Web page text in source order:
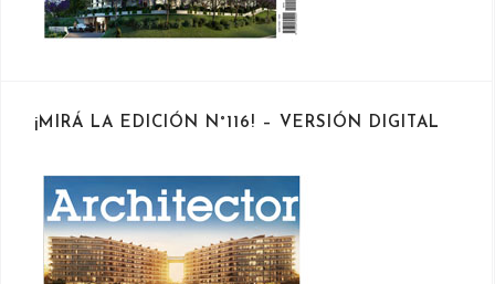
¡MIRÁ LA EDICIÓN N°116! – VERSIÓN DIGITAL